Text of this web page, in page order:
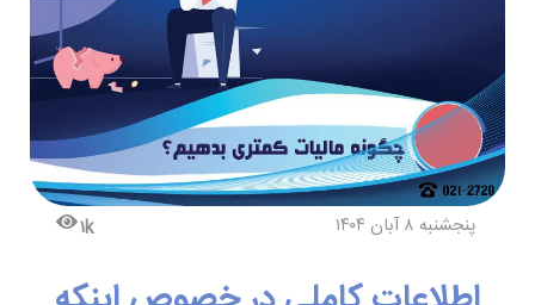
پنجشنبه ۸ آبان ۱۴۰۴ ۱k